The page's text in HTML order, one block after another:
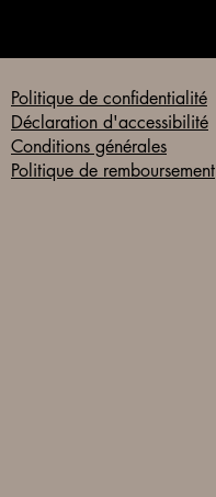
Politique de confidentialité
Déclaration d'accessibilité
Conditions générales
Politique de remboursement